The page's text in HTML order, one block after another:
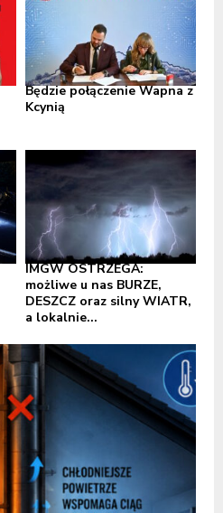
Będzie połączenie Wapna z
Kcynią
IMGW OSTRZEGA:
możliwe u nas BURZE,
DESZCZ oraz silny WIATR,
a lokalnie...